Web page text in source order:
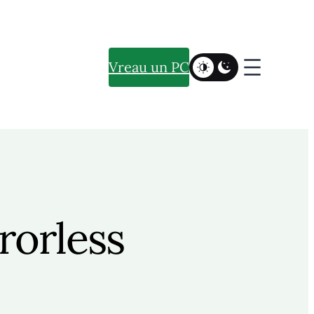
Vreau un PC